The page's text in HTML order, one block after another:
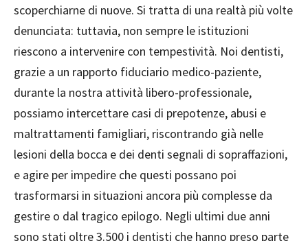
scoperchiarne di nuove. Si tratta di una realtà più volte
denunciata: tuttavia, non sempre le istituzioni
riescono a intervenire con tempestività. Noi dentisti,
grazie a un rapporto fiduciario medico-paziente,
durante la nostra attività libero-professionale,
possiamo intercettare casi di prepotenze, abusi e
maltrattamenti famigliari, riscontrando già nelle
lesioni della bocca e dei denti segnali di sopraffazioni,
e agire per impedire che questi possano poi
trasformarsi in situazioni ancora più complesse da
gestire o dal tragico epilogo. Negli ultimi due anni
sono stati oltre 3.500 i dentisti che hanno preso parte